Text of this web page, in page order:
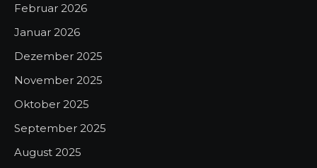
Februar 2026
Januar 2026
Dezember 2025
November 2025
Oktober 2025
September 2025
August 2025